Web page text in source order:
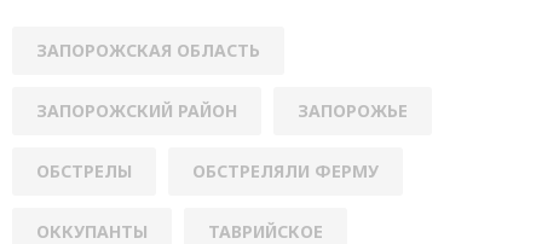
ЗАПОРОЖСКАЯ ОБЛАСТЬ
ЗАПОРОЖСКИЙ РАЙОН ЗАПОРОЖЬЕ
ОБСТРЕЛЫ ОБСТРЕЛЯЛИ ФЕРМУ
ОККУПАНТЫ ТАВРИЙСКОЕ